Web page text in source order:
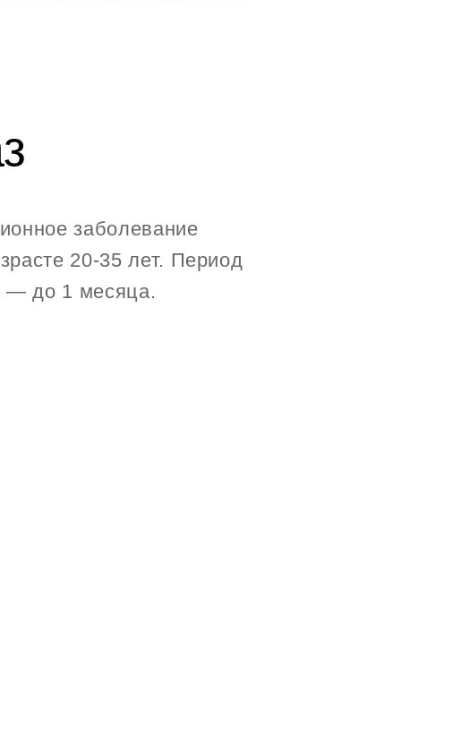
заболевание
20-35 лет. Период
— до 1 месяца.